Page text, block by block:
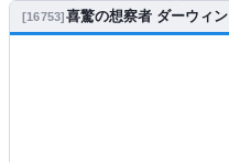
16753 喜驚の想察者 ダーウィン